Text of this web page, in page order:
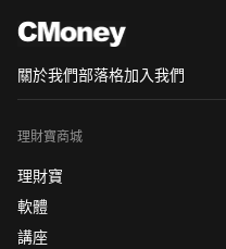
關於我們部落格加入我們
理財寶商城
理財寶
軟體
講座